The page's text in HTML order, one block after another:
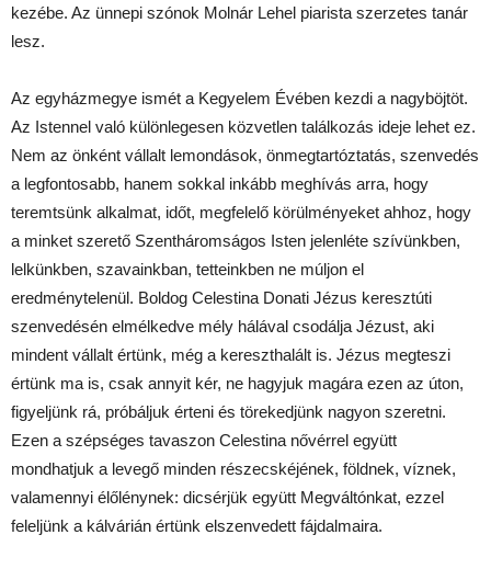
kezébe. Az ünnepi szónok Molnár Lehel piarista szerzetes tanár
lesz.
Az egyházmegye ismét a Kegyelem Évében kezdi a nagyböjtöt.
Az Istennel való különlegesen közvetlen találkozás ideje lehet ez.
Nem az önként vállalt lemondások, önmegtartóztatás, szenvedés
a legfontosabb, hanem sokkal inkább meghívás arra, hogy
teremtsünk alkalmat, időt, megfelelő körülményeket ahhoz, hogy
a minket szerető Szentháromságos Isten jelenléte szívünkben,
lelkünkben, szavainkban, tetteinkben ne múljon el
eredménytelenül. Boldog Celestina Donati Jézus keresztúti
szenvedésén elmélkedve mély hálával csodálja Jézust, aki
mindent vállalt értünk, még a kereszthalált is. Jézus megteszi
értünk ma is, csak annyit kér, ne hagyjuk magára ezen az úton,
figyeljünk rá, próbáljuk érteni és törekedjünk nagyon szeretni.
Ezen a szépséges tavaszon Celestina nővérrel együtt
mondhatjuk a levegő minden részecskéjének, földnek, víznek,
valamennyi élőlénynek: dicsérjük együtt Megváltónkat, ezzel
feleljünk a kálvárián értünk elszenvedett fájdalmaira.